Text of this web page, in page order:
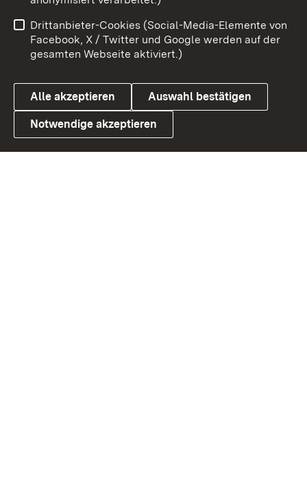
Link zum Landesportal
Benutzungshinweise
Barrierefreiheit
Datenschutz
Cookies
Drittanbieter-Cookies (Social-Media-Elemente von
Facebook, X / Twitter und Google werden auf der
gesamten Webseite aktiviert.)
Alle akzeptieren Auswahl bestätigen
Notwendige akzeptieren